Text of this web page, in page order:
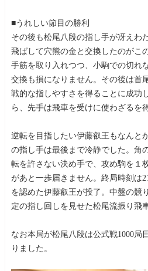
■うれしい節目の勝利
その後も松尾八段の指し手が冴えわ
飛ばして穴熊の金と交換したのがこ
手筋を取り入れつつ、小駒での切れ
交換も損になりません。その後は首
戦的な指しやすさを得ることに成功
ら、先手は飛車を受けに使わざるを
逆転を目指したい伊藤叡王もなんと
の指し手は最後まで冷静でした。角
転を許さない決め手で、攻め駒を１
があと一歩届きません。終局時刻は
を認めた伊藤叡王が投了。中盤の競
定の指し回しを見せた松尾流振り飛
なお本局が松尾八段は公式戦1000局
りました。